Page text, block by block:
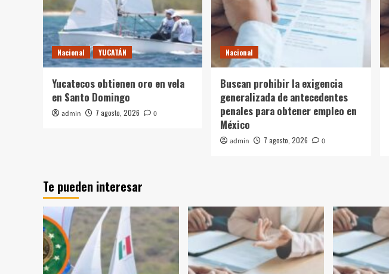
Nacional YUCATÁN
Yucatecos obtienen oro en vela
en Santo Domingo
admin 7 agosto, 2026 0
Nacional
Buscan prohibir la exigencia
generalizada de antecedentes
penales para obtener empleo en
México
admin 7 agosto, 2026 0
Te pueden interesar